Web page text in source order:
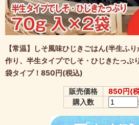
【常温】しそ風味ひじきごはん(半生ふ
作り、半生タイプでしそ・ひじきたっぷ
袋タイプ！850円(税込)
販売価格
850円(
購入数